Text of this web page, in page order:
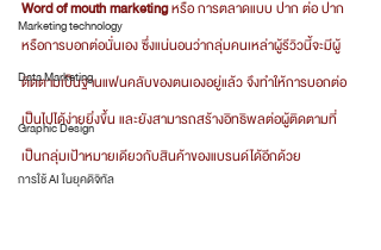
Marketing technology
Data Marketing
Graphic Design
การใช้ AI ในยุคดิจิทัล
Word of mouth marketing หรือ การตลาดแบบ ปาก ต่อ ปาก
หรือการบอกต่อนั่นเอง ซึ่งแน่นอนว่ากลุ่มคนเหล่าผู้รีวิวนี้จะมีผู้
ติดตามเป็นฐานแฟนคลับของตนเองอยู่แล้ว จึงทำให้การบอกต่อ
เป็นไปได้ง่ายยิ่งขึ้น และยังสามารถสร้างอิทธิพลต่อผู้ติดตามที่
เป็นกลุ่มเป้าหมายเดียวกับสินค้าของแบรนด์ได้อีกด้วย